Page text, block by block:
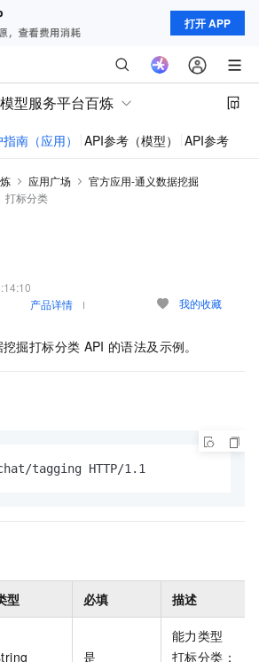
打开 APP
型服务平台百炼
南（应用） API参考（模型） API参考（应
应用广场
官方应用-通义数据挖掘
打标分类
产品详情 我的收藏
掘打标分类 API 的语法及示例。
tagging HTTP/1.1
型 必填 描述
是
能力类型
打标分类：